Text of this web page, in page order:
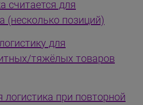
считается для
(несколько позиций)
для
тяжёлых товаров
логистика при повторной